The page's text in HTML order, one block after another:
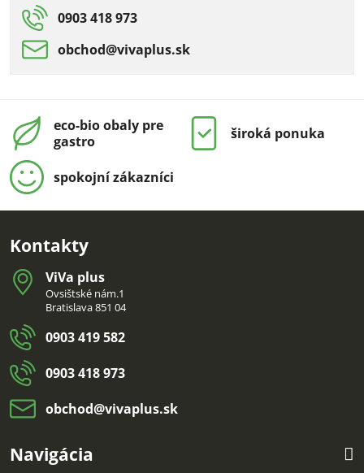
0903 418 973
obchod​@vivaplus​.sk
eco-bio obaly pre
gastro
široká ponuka
spokojní zákazníci
Kontakty
ViVa plus
Ovsištské nám.1
Bratislava 851 04
0903 419 582
0903 418 973
obchod​@vivaplus​.sk
Navigácia